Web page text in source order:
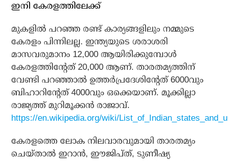
ഇനി കേരളത്തിലേക്ക്
മുകളില്‍ പറഞ്ഞ രണ്ട് കാര്യങ്ങളിലും നമ്മുടെ
കേരളം പിന്നിലല്ല. ഇന്ത്യയുടെ ശരാശരി
മാസവരുമാനം 12,000 ആയിരിക്കുമ്പോള്‍
കേരളത്തിന്റേത് 20,000 ആണ്. താരതമ്യത്തിന്
വേണ്ടി പറഞ്ഞാല്‍ ഉത്തര്‍പ്രദേശിന്റേത് 6000വും
ബിഹാറിന്റേത് 4000വും ഒക്കെയാണ്. മൂക്കില്ലാ
രാജ്യത്ത് മുറിമൂക്കന്‍ രാജാവ്.
https://en.wikipedia.org/wiki/
കേരളത്തെ ലോക നിലവാരവുമായി താരതമ്യം
ചെയ്താല്‍ ഇറാന്‍, ഈജിപ്ത്, ടുണീഷ്യ